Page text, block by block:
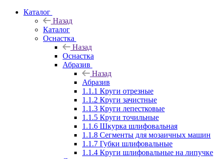
Каталог
Назад
Каталог
Оснастка
Назад
Оснастка
Абразив
Назад
Абразив
1.1.1 Круги отрезные
1.1.2 Круги зачистные
1.1.3 Круги лепестковые
1.1.5 Круги точильные
1.1.6 Шкурка шлифовальная
1.1.8 Сегменты для мозаичных машин
1.1.7 Губки шлифовальные
1.1.4 Круги шлифовальные на липучке